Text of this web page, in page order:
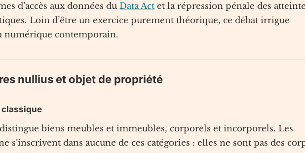
d’accès aux données du Data Act et la répression pénale des
Loin d’être un exercice purement théorique, ce débat irrigue
numérique contemporain.
nullius et objet de propriété
classique
biens meubles et immeubles, corporels et incorporels. Les
s’inscrivent dans aucune de ces catégories : elles ne sont pas des